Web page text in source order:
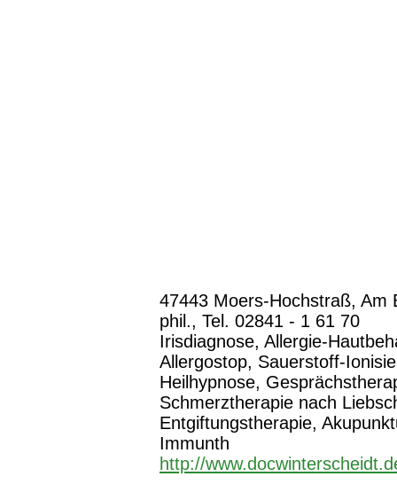
47443 Moers-Hochstraß, Am
phil., Tel. 02841 - 1 61 70
Irisdiagnose, Allergie-
Allergostop, Sauerstoff-
Heilhypnose,
Schmerztherapie nach
Entgiftungstherapie,
Immunth
http://